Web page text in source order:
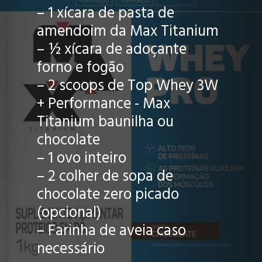
– 1 xícara de pasta de
amendoim da Max Titanium
– ½ xícara de adoçante
forno e fogão
– 2 scoops de Top Whey 3W
+ Performance - Max
Titanium baunilha ou
chocolate
– 1 ovo inteiro
– 2 colher de sopa de
chocolate zero picado
(opcional)
– Farinha de aveia caso
necessário